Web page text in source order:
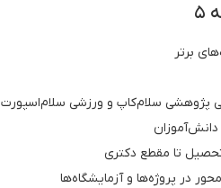
برتر
پژوهشی سلام‌کاپ و ورزشی سلام‌اسپورت
تا مقطع دکتری
در پروژه‌ها و آزمایشگاه‌ها